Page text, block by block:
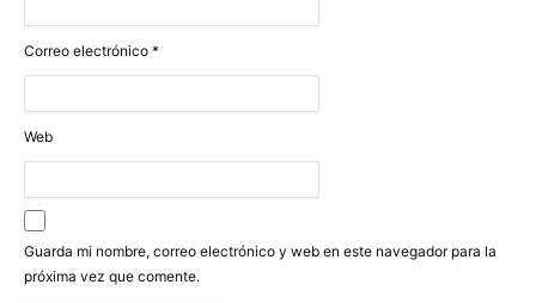
Correo electrónico *
Web
Guarda mi nombre, correo electrónico y web en este navegador para la
próxima vez que comente.